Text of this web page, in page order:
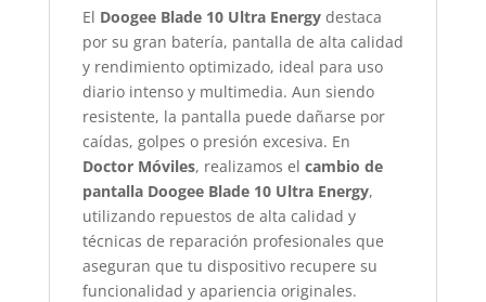
El Doogee Blade 10 Ultra Energydestaca
por su gran batería, pantalla de alta calidad
y rendimiento optimizado, ideal para uso
diario intenso y multimedia. Aun siendo
resistente, la pantalla puede dañarse por
caídas, golpes o presión excesiva. En
Doctor Móviles, realizamos el cambio de
pantalla Doogee Blade 10 Ultra Energy,
utilizando repuestos de alta calidad y
técnicas de reparación profesionales que
aseguran que tu dispositivo recupere su
funcionalidad y apariencia originales.